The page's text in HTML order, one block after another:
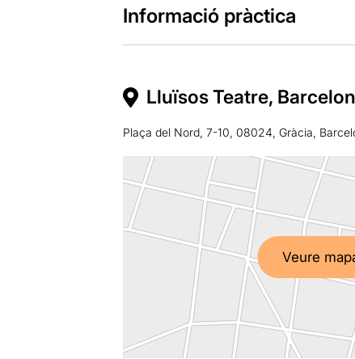
Informació pràctica
Lluïsos Teatre,
Plaça del Nord, 7-10, 08024, Gràcia,
Veure